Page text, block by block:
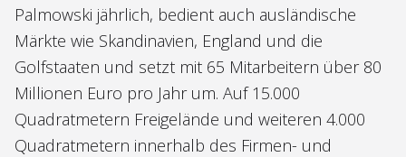
Palmowski jährlich, bedient auch ausländische
Märkte wie Skandinavien, England und die
Golfstaaten und setzt mit 65 Mitarbeitern über 80
Millionen Euro pro Jahr um. Auf 15.000
Quadratmetern Freigelände und weiteren 4.000
Quadratmetern innerhalb des Firmen- und